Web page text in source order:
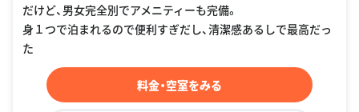
だけど、男女完全別でアメニティーも完備。
身１つで泊まれるので便利すぎだし、清潔感あるしで最高だっ
た
料金・空室をみる